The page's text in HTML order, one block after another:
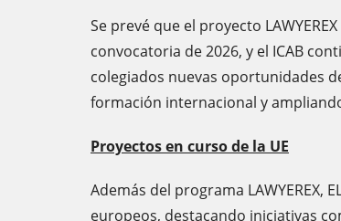
Se prevé que el proyecto
convocatoria de 2026, y el ICAB
colegiados nuevas oportunidades
formación internacional y
Proyectos en curso de la UE
Además del programa LAWYEREX,
europeos, destacando iniciativas